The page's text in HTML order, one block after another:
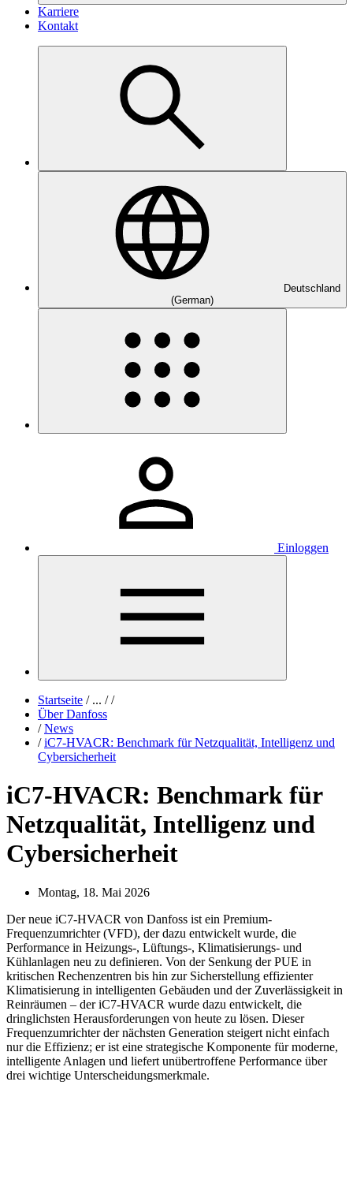
Karriere
Kontakt
Deutschland
(German)
Einloggen
Startseite /... / /
Über Danfoss
/ News
/ iC7-HVACR: Benchmark für Netzqualität, Intelligenz und
Cybersicherheit
iC7-HVACR: Benchmark für
Netzqualität, Intelligenz und
Cybersicherheit
Montag, 18. Mai 2026
Der neue iC7-HVACR von Danfoss ist ein Premium-
Frequenzumrichter (VFD), der dazu entwickelt wurde, die
Performance in Heizungs-, Lüftungs-, Klimatisierungs- und
Kühlanlagen neu zu definieren. Von der Senkung der PUE in
kritischen Rechenzentren bis hin zur Sicherstellung effizienter
Klimatisierung in intelligenten Gebäuden und der Zuverlässigkeit in
Reinräumen – der iC7-HVACR wurde dazu entwickelt, die
dringlichsten Herausforderungen von heute zu lösen. Dieser
Frequenzumrichter der nächsten Generation steigert nicht einfach
nur die Effizienz; er ist eine strategische Komponente für moderne,
intelligente Anlagen und liefert unübertroffene Performance über
drei wichtige Unterscheidungsmerkmale.